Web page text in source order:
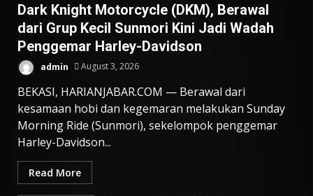
Dark Knight Motorcycle (DKM), Berawal
dari Grup Kecil Sunmori Kini Jadi Wadah
Penggemar Harley-Davidson
admin August 3, 2026
BEKASI, HARIANJABAR.COM — Berawal dari
kesamaan hobi dan kegemaran melakukan Sunday
Morning Ride (Sunmori), sekelompok penggemar
Harley-Davidson...
Read More